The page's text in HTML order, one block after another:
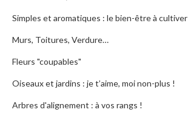
Simples et aromatiques : le bien-être à cultiver
Murs, Toitures, Verdure…
Fleurs "coupables"
Oiseaux et jardins : je t’aime, moi non-plus !
Arbres d'alignement : à vos rangs !